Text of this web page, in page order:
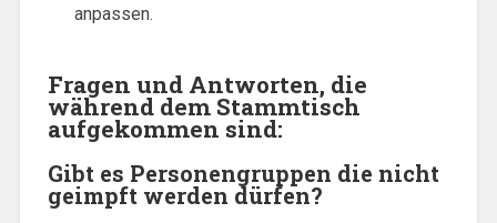
anpassen.
Fragen und Antworten, die
während dem Stammtisch
aufgekommen sind:
Gibt es Personengruppen die nicht
geimpft werden dürfen?